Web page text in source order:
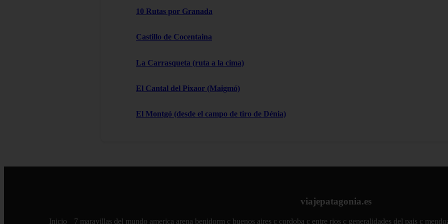
10 Rutas por Granada
Castillo de Cocentaina
La Carrasqueta (ruta a la cima)
El Cantal del Pixaor (Maigmó)
El Montgó (desde el campo de tiro de Dénia)
viajepatagonia.es
Inicio 7 maravillas del mundo america arena benidorm c buenos aires c cordoba c entre rios c generalidades del pais c